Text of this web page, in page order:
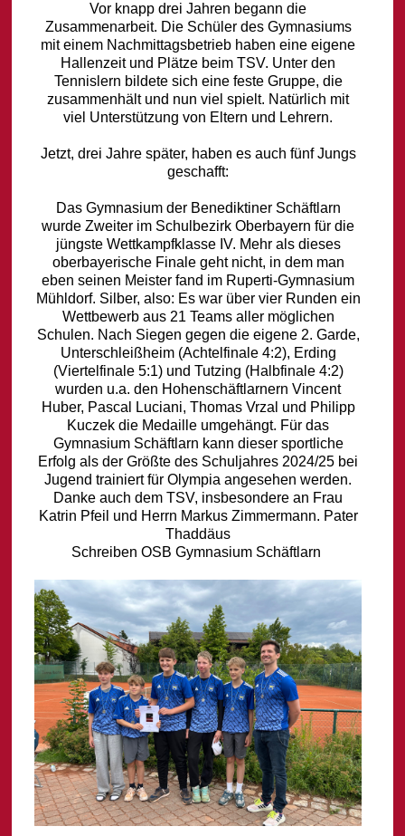
Vor knapp drei Jahren begann die
Zusammenarbeit. Die Schüler des Gymnasiums
mit einem Nachmittagsbetrieb haben eine eigene
Hallenzeit und Plätze beim TSV. Unter den
Tennislern bildete sich eine feste Gruppe, die
zusammenhält und nun viel spielt. Natürlich mit
viel Unterstützung von Eltern und Lehrern.
Jetzt, drei Jahre später, haben es auch fünf Jungs
geschafft:
Das Gymnasium der Benediktiner Schäftlarn
wurde Zweiter im Schulbezirk Oberbayern für die
jüngste Wettkampfklasse IV. Mehr als dieses
oberbayerische Finale geht nicht, in dem man
eben seinen Meister fand im Ruperti-Gymnasium
Mühldorf. Silber, also: Es war über vier Runden ein
Wettbewerb aus 21 Teams aller möglichen
Schulen. Nach Siegen gegen die eigene 2. Garde,
Unterschleißheim (Achtelfinale 4:2), Erding
(Viertelfinale 5:1) und Tutzing (Halbfinale 4:2)
wurden u.a. den Hohenschäftlarnern Vincent
Huber, Pascal Luciani, Thomas Vrzal und Philipp
Kuczek die Medaille umgehängt. Für das
Gymnasium Schäftlarn kann dieser sportliche
Erfolg als der Größte des Schuljahres 2024/25 bei
Jugend trainiert für Olympia angesehen werden.
Danke auch dem TSV, insbesondere an Frau
Katrin Pfeil und Herrn Markus Zimmermann. Pater
Thaddäus
Schreiben OSB Gymnasium Schäftlarn